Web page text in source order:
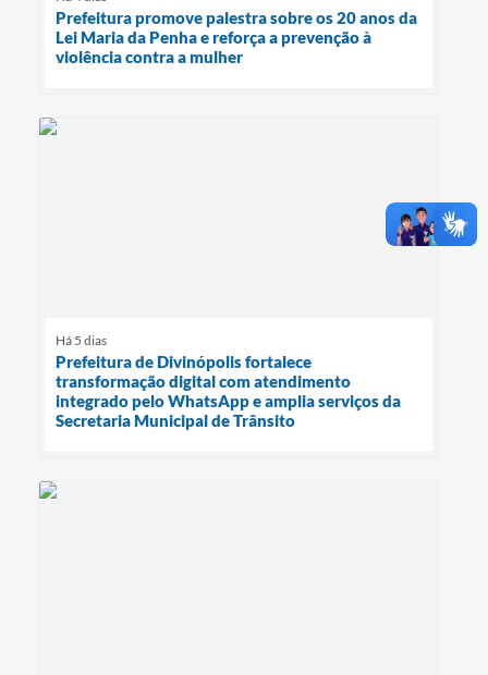
Prefeitura promove palestra sobre os 20 anos da
Lei Maria da Penha e reforça a prevenção à
violência contra a mulher
Há 5 dias
Prefeitura de Divinópolis fortalece
transformação digital com atendimento
integrado pelo WhatsApp e amplia serviços da
Secretaria Municipal de Trânsito